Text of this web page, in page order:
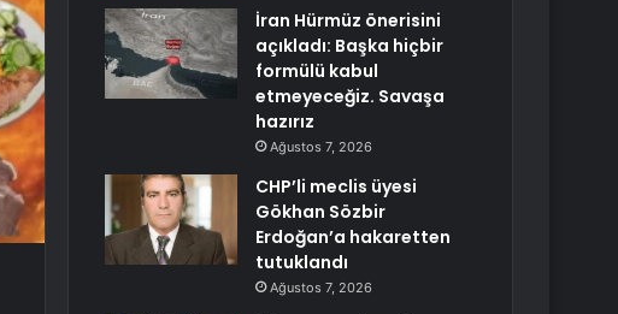
İran Hürmüz önerisini
açıkladı: Başka hiçbir
formülü kabul
etmeyeceğiz. Savaşa
hazırız
Ağustos 7, 2026
CHP’li meclis üyesi
Gökhan Sözbir
Erdoğan’a hakaretten
tutuklandı
Ağustos 7, 2026